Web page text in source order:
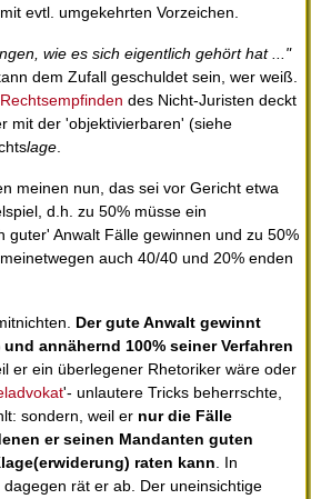
evtl. umgekehrten Vorzeichen.
wie es sich eigentlich gehört hat ..."
dem Zufall geschuldet sein, wer weiß.
des Nicht-Juristen deckt
mit der 'objektivierbaren' (siehe
lage.
meinen nun, das sei vor Gericht etwa
d.h. zu 50% müsse ein
guter' Anwalt Fälle gewinnen und zu 50%
auch 40/40 und 20% enden
Der gute Anwalt gewinnt
annähernd 100% seiner Verfahren
er ein überlegener Rhetoriker wäre oder
'- unlautere Tricks beherrschte,
sondern, weil er nur die Fälle
er seinen Mandanten guten
raten kann. In
rät er ab. Der uneinsichtige